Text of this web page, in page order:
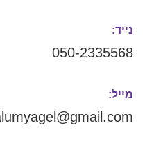
נייד:
‭050-2335568
מייל: